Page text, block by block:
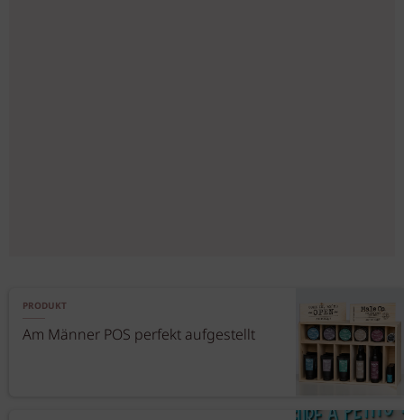
PRODUKT
Am Männer POS perfekt aufgestellt